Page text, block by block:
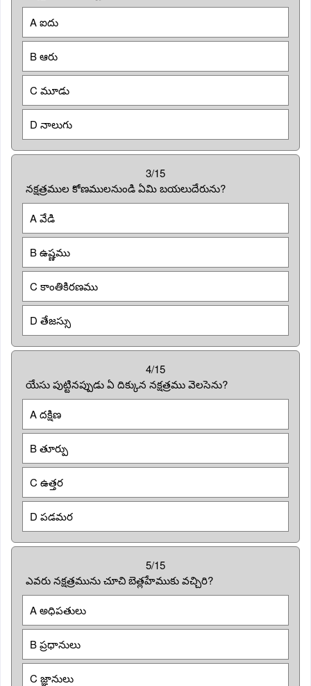
A ఐదు
B ఆరు
C మూడు
D నాలుగు
3/15
నక్షత్రముల కోణములనుండి ఏమి బయలుదేరును?
A వేడి
B ఉష్ణము
C కాంతికిరణము
D తేజస్సు
4/15
యేసు పుట్టినప్పుడు ఏ దిక్కున నక్షత్రము వెలసెను?
A దక్షిణ
B తూర్పు
C ఉత్తర
D పడమర
5/15
ఎవరు నక్షత్రమును చూచి బెత్లహేముకు వచ్చిరి?
A అధిపతులు
B ప్రధానులు
C జ్ఞానులు